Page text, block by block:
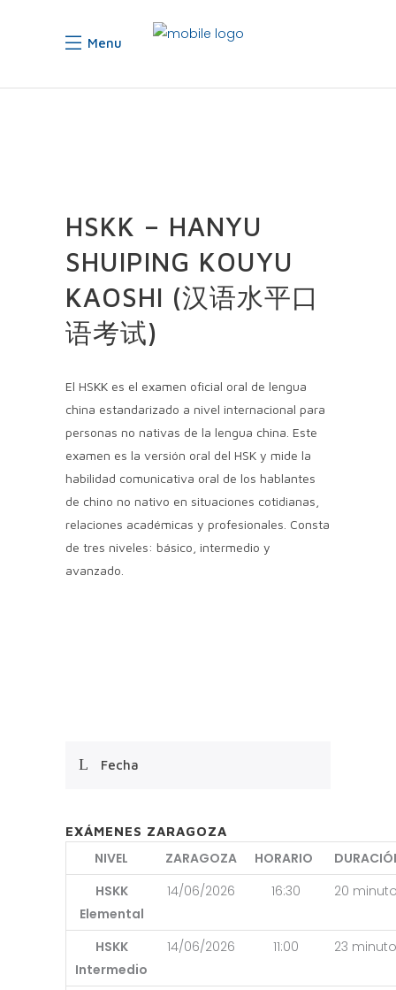
Menu
HSKK – HANYU
SHUIPING KOUYU
KAOSHI (汉语水平口
语考试)
El HSKK es el examen oficial oral de lengua
china estandarizado a nivel internacional para
personas no nativas de la lengua china. Este
examen es la versión oral del HSK y mide la
habilidad comunicativa oral de los hablantes
de chino no nativo en situaciones cotidianas,
relaciones académicas y profesionales. Consta
de tres niveles: básico, intermedio y
avanzado.
Fecha
EXÁMENES ZARAGOZA
NIVEL ZARAGOZA HORARIO
HSKK
Elemental
14/06/2026 16:30 20
HSKK
Intermedio
14/06/2026 11:00 23